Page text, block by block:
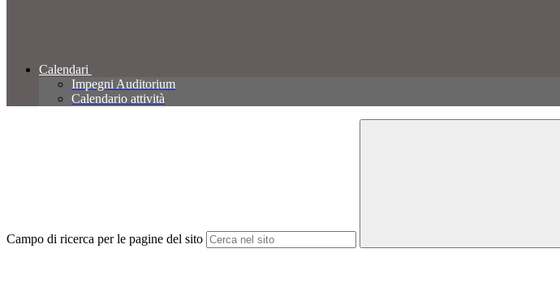
Calendari
Impegni Auditorium
Calendario attività
Campo di ricerca per le pagine del sito